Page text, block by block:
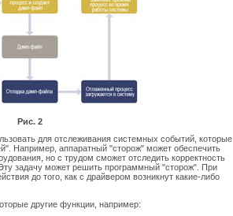
Рис. 2
для отслеживания системных событий, которые
Например, аппаратный "сторож" может обеспечить
но с трудом сможет отследить корректность
задачу может решить программный "сторож". При
до того, как с драйвером возникнут какие-либо
другие функции, например: